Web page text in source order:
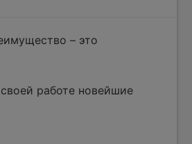
– это
работе новейшие